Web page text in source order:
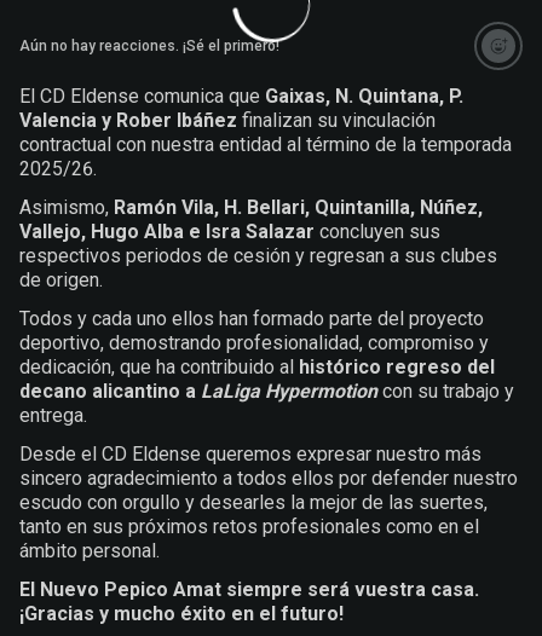
Aún no hay reacciones. ¡Sé el primero!
El CD Eldense comunica que Gaixas, N. Quintana, P.
Valencia y Rober Ibáñez finalizan su vinculación
contractual con nuestra entidad al término de la temporada
2025/26.
Asimismo, Ramón Vila, H. Bellari, Quintanilla, Núñez,
Vallejo, Hugo Alba e Isra Salazar concluyen sus
respectivos periodos de cesión y regresan a sus clubes
de origen.
Todos y cada uno ellos han formado parte del proyecto
deportivo, demostrando profesionalidad, compromiso y
dedicación, que ha contribuido al histórico regreso del
decano alicantino a LaLiga Hypermotioncon su trabajo y
entrega.
Desde el CD Eldense queremos expresar nuestro más
sincero agradecimiento a todos ellos por defender nuestro
escudo con orgullo y desearles la mejor de las suertes,
tanto en sus próximos retos profesionales como en el
ámbito personal.
El Nuevo Pepico Amat siempre será vuestra casa.
¡Gracias y mucho éxito en el futuro!